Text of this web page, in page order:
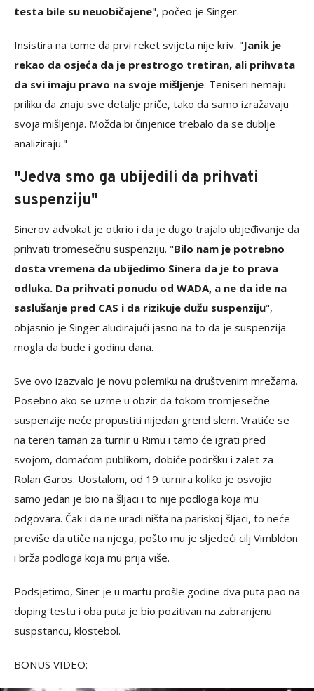
testa bile su neuobičajene", počeo je Singer.
Insistira na tome da prvi reket svijeta nije kriv. "Janik je
rekao da osjeća da je prestrogo tretiran, ali prihvata
da svi imaju pravo na svoje mišljenje. Teniseri nemaju
priliku da znaju sve detalje priče, tako da samo izražavaju
svoja mišljenja. Možda bi činjenice trebalo da se dublje
analiziraju."
"Jedva smo ga ubijedili da prihvati
suspenziju"
Sinerov advokat je otkrio i da je dugo trajalo ubjeđivanje da
prihvati tromesečnu suspenziju. "Bilo nam je potrebno
dosta vremena da ubijedimo Sinera da je to prava
odluka. Da prihvati ponudu od WADA, a ne da ide na
saslušanje pred CAS i da rizikuje dužu suspenziju",
objasnio je Singer aludirajući jasno na to da je suspenzija
mogla da bude i godinu dana.
Sve ovo izazvalo je novu polemiku na društvenim mrežama.
Posebno ako se uzme u obzir da tokom tromjesečne
suspenzije neće propustiti nijedan grend slem. Vratiće se
na teren taman za turnir u Rimu i tamo će igrati pred
svojom, domaćom publikom, dobiće podršku i zalet za
Rolan Garos. Uostalom, od 19 turnira koliko je osvojio
samo jedan je bio na šljaci i to nije podloga koja mu
odgovara. Čak i da ne uradi ništa na pariskoj šljaci, to neće
previše da utiče na njega, pošto mu je sljedeći cilj Vimbldon
i brža podloga koja mu prija više.
Podsjetimo, Siner je u martu prošle godine dva puta pao na
doping testu i oba puta je bio pozitivan na zabranjenu
suspstancu, klostebol.
BONUS VIDEO: